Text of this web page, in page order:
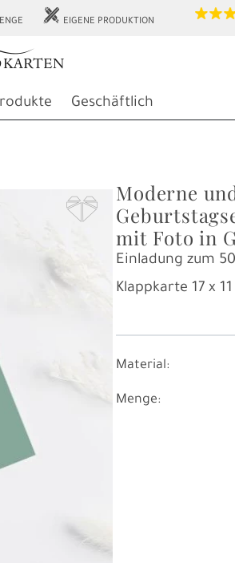
h EIGENE PRODUKTION
Geschäftlich
F
Moderne
mit Foto in
Einladung zum
Klappkarte 17 x
Material:
Menge: